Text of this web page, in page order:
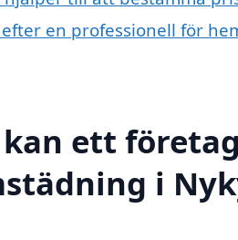
efter en professionell för
ett
i